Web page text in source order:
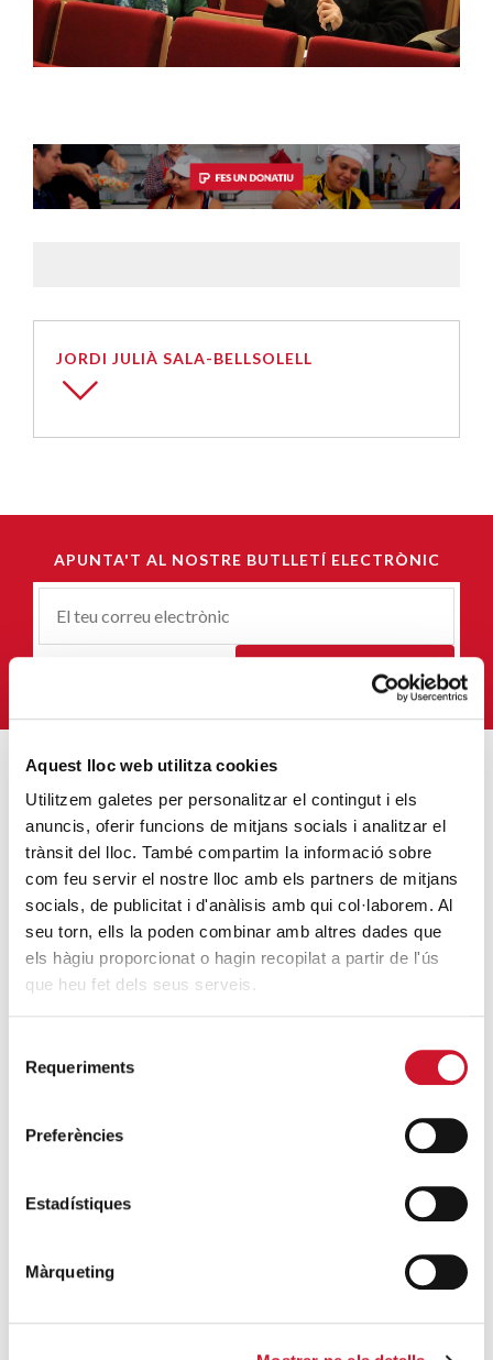
Aquest lloc web utilitza cookies
Utilitzem galetes per personalitzar el contingut i els
anuncis, oferir funcions de mitjans socials i analitzar el
trànsit del lloc. També compartim la informació sobre
com feu servir el nostre lloc amb els partners de mitjans
socials, de publicitat i d'anàlisis amb qui col·laborem. Al
seu torn, ells la poden combinar amb altres dades que
els hàgiu proporcionat o hagin recopilat a partir de l'ús
que heu fet dels seus serveis.
Requeriments
Preferències
Estadístiques
Màrqueting
JORDI JULIÀ SALA-BELLSOLELL
APUNTA'T AL NOSTRE BUTLLETÍ ELECTRÒNIC
Correu-
M'HI VULL SUBSCRIURE
ENTRADES MÉS POPULARS
Càritas adequa la seva acció social a les
noves mesures excepcionals generades
pel COVID-19
SEGUEIX LLEGINT
Descarrega’t el manual de la corona
Descarrega’t el «Qui és qui?, en el portal de
Betlem»
del COVID-19
SEGUEIX LLEGINT